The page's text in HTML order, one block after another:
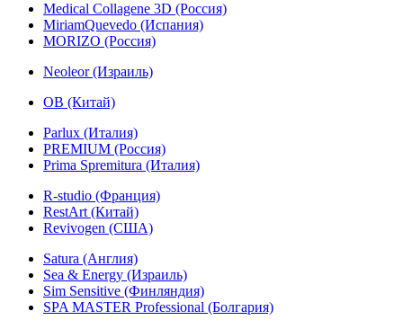
Medical Collagene 3D (Россия)
MiriamQuevedo (Испания)
MORIZO (Россия)
Neoleor (Израиль)
OB (Китай)
Parlux (Италия)
PREMIUM (Россия)
Prima Spremitura (Италия)
R-studio (Франция)
RestArt (Китай)
Revivogen (США)
Satura (Англия)
Sea & Energy (Израиль)
Sim Sensitive (Финляндия)
SPA MASTER Professional (Болгария)